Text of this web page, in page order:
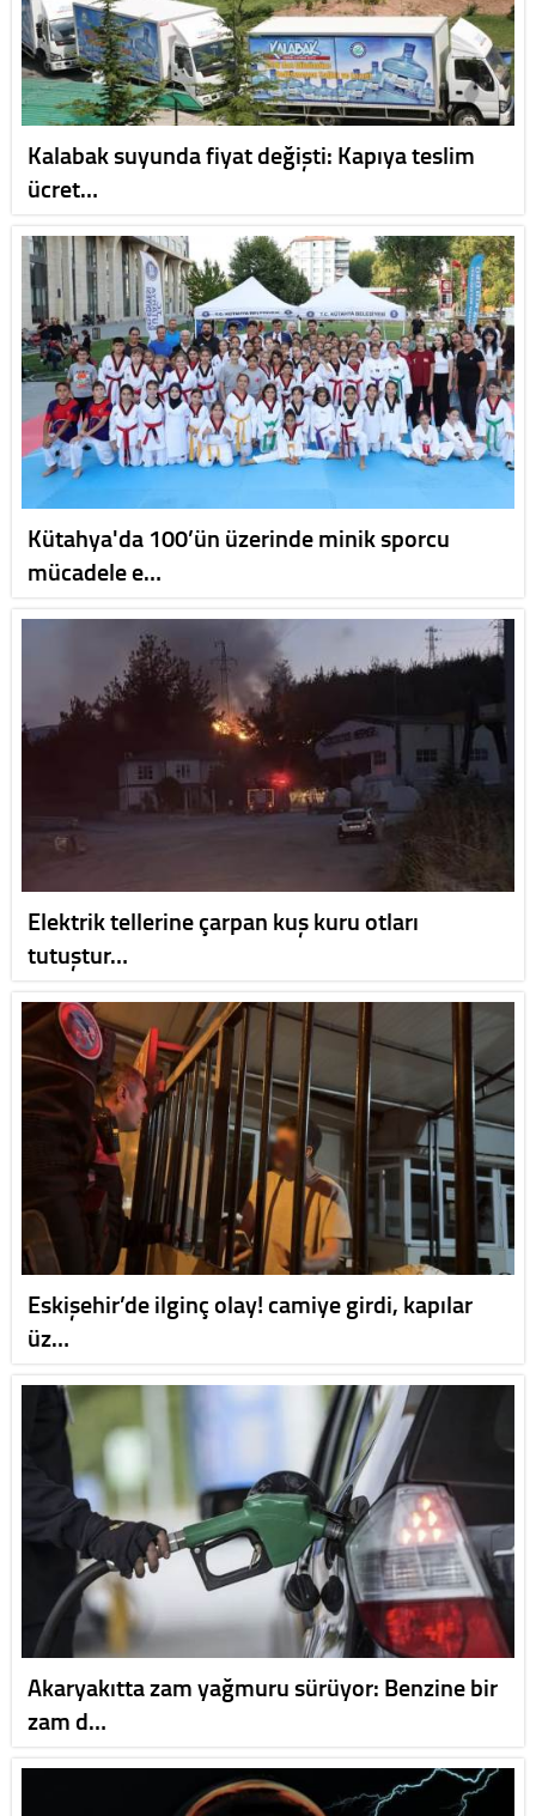
Kalabak suyunda fiyat değişti: Kapıya teslim
ücret…
Kütahya'da 100’ün üzerinde minik sporcu
mücadele e…
Elektrik tellerine çarpan kuş kuru otları
tutuştur…
Eskişehir’de ilginç olay! camiye girdi, kapılar
üz…
Akaryakıtta zam yağmuru sürüyor: Benzine bir
zam d…